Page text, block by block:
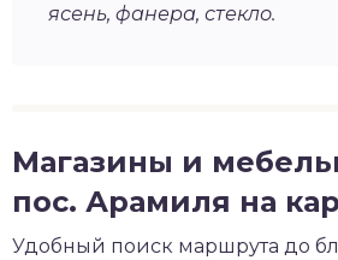
ясень, фанера, стекло.
Магазины и
пос. Арамиля на
Удобный поиск маршрута до